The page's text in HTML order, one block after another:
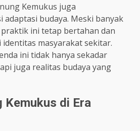
Kemukus juga
adaptasi budaya. Meski banyak
ini tetap bertahan dan
masyarakat sekitar.
ini tidak hanya sekadar
juga realitas budaya yang
Kemukus di Era